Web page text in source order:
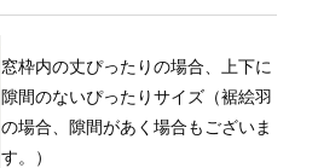
窓枠内の丈ぴったりの場合、上下に
隙間のないぴったりサイズ（裾絵羽
の場合、隙間があく場合もございま
す。）